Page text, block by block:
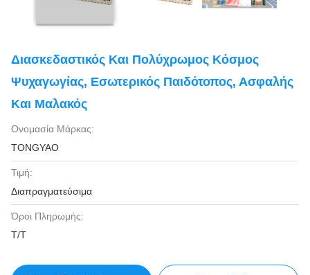
Διασκεδαστικός Και Πολύχρωμος Κόσμος
Ψυχαγωγίας, Εσωτερικός Παιδότοπος, Ασφαλής
Και Μαλακός
Ονομασία Μάρκας:
TONGYAO
Τιμή:
Διαπραγματεύσιμα
Όροι Πληρωμής:
Τ/Τ